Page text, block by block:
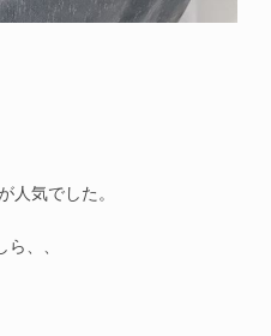
人気でした。
、、